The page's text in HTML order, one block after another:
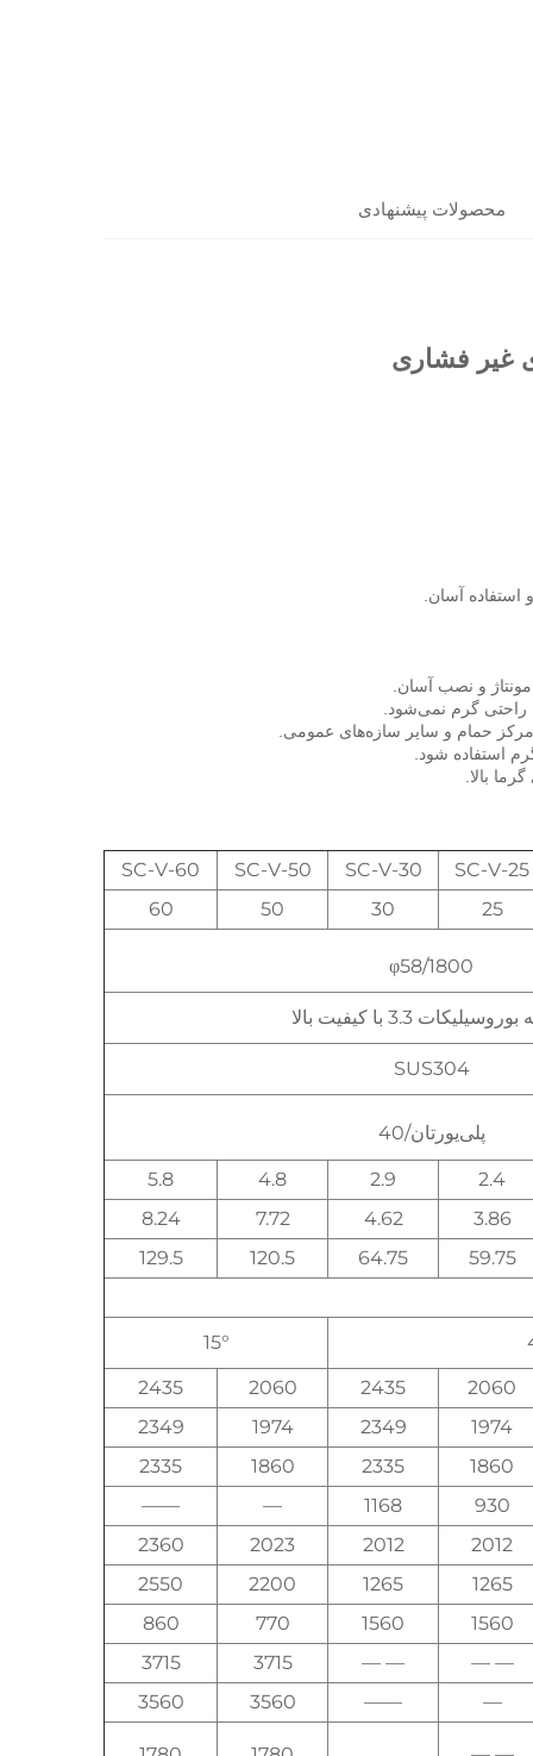
محصولات پیشنهادی
SC-V-25
SC-V-30
SC-V-50
SC-V-60
25
30
50
60
φ58/1800
3.3 با کیفیت بالا
SUS304
پلی‌یورتان/40
2.4
2.9
4.8
5.8
3.86
4.62
7.72
8.24
59.75
64.75
120.5
129.5
15°
2060
2435
2060
2435
1974
2349
1974
2349
1860
2335
1860
2335
930
1168
—
——
2012
2012
2023
2360
1265
1265
2200
2550
1560
1560
770
860
— —
— —
3715
3715
—
——
3560
3560